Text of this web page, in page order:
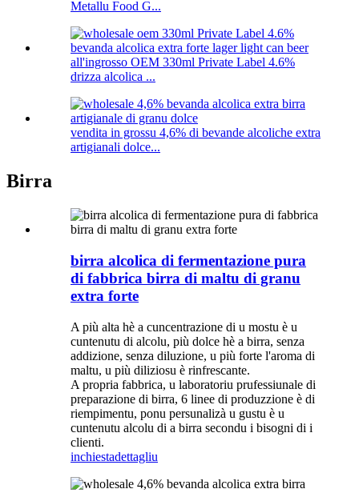
Metallu Food G...
all'ingrosso OEM 330ml Private Label 4.6%
drizza alcolica ...
vendita in grossu 4,6% di bevande alcoliche extra
artigianali dolce...
Birra
birra alcolica di fermentazione pura
di fabbrica birra di maltu di granu
extra forte
A più alta hè a cuncentrazione di u mostu è u
cuntenutu di alcolu, più dolce hè a birra, senza
addizione, senza diluzione, u più forte l'aroma di
maltu, u più diliziosu è rinfrescante.
A propria fabbrica, u laboratoriu prufessiunale di
preparazione di birra, 6 linee di produzzione è di
riempimentu, ponu persunalizà u gustu è u
cuntenutu alcolu di a birra secondu i bisogni di i
clienti.
inchiestadettagliu